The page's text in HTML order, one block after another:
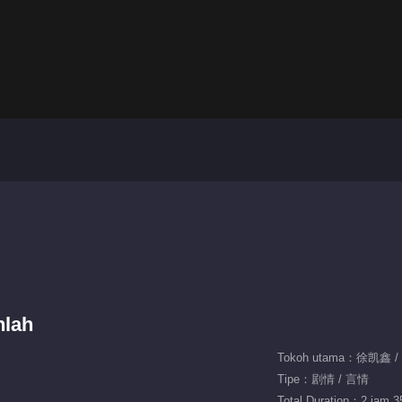
Tokoh utama：徐凯鑫 /
Tipe：剧情 / 言情